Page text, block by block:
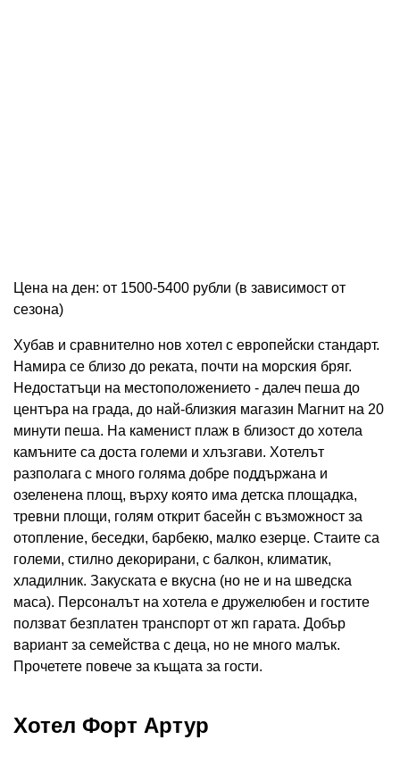
Цена на ден: от 1500-5400 рубли (в зависимост от
сезона)
Хубав и сравнително нов хотел с европейски стандарт.
Намира се близо до реката, почти на морския бряг.
Недостатъци на местоположението - далеч пеша до
центъра на града, до най-близкия магазин Магнит на 20
минути пеша. На каменист плаж в близост до хотела
камъните са доста големи и хлъзгави. Хотелът
разполага с много голяма добре поддържана и
озеленена площ, върху която има детска площадка,
тревни площи, голям открит басейн с възможност за
отопление, беседки, барбекю, малко езерце. Стаите са
големи, стилно декорирани, с балкон, климатик,
хладилник. Закуската е вкусна (но не и на шведска
маса). Персоналът на хотела е дружелюбен и гостите
ползват безплатен транспорт от жп гарата. Добър
вариант за семейства с деца, но не много малък.
Прочетете повече за къщата за гости.
Хотел Форт Артур